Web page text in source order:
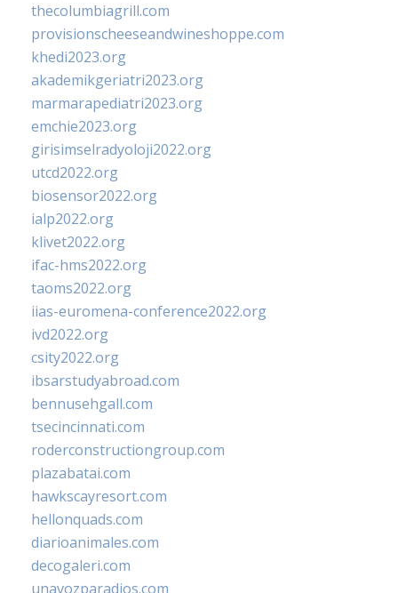
thecolumbiagrill.com
provisionscheeseandwineshoppe.com
khedi2023.org
akademikgeriatri2023.org
marmarapediatri2023.org
emchie2023.org
girisimselradyoloji2022.org
utcd2022.org
biosensor2022.org
ialp2022.org
klivet2022.org
ifac-hms2022.org
taoms2022.org
iias-euromena-conference2022.org
ivd2022.org
csity2022.org
ibsarstudyabroad.com
bennusehgall.com
tsecincinnati.com
roderconstructiongroup.com
plazabatai.com
hawkscayresort.com
hellonquads.com
diarioanimales.com
decogaleri.com
unavozparadios.com